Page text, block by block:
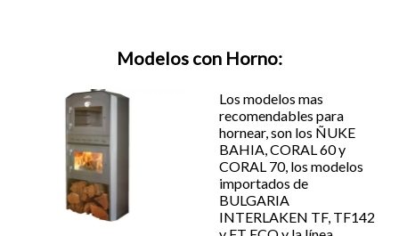
Modelos con Horno:
Los modelos mas
recomendables para
hornear, son los ÑUKE
BAHIA, CORAL 60 y
CORAL 70, los modelos
importados de
BULGARIA
INTERLAKEN TF, TF142